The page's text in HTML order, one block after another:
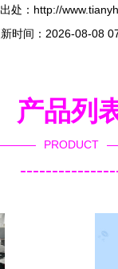
处：http://
时间：2026-08-08
产品列
PRODUCT